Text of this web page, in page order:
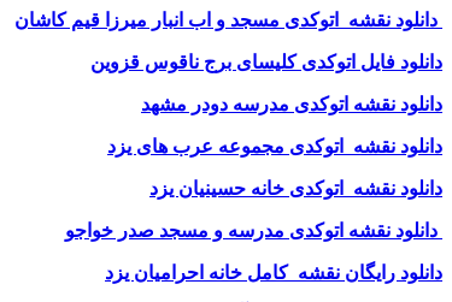
دانلود نقشه اتوکدی مسجد و اب انبار میرزا قیم کاشان
دانلود فایل اتوکدی کلیسای برج ناقوس قزوین
دانلود نقشه اتوکدی مدرسه دودر مشهد
دانلود نقشه اتوکدی مجموعه عرب های یزد
دانلود نقشه اتوکدی خانه حسینیان یزد
دانلود نقشه اتوکدی مدرسه و مسجد صدر خواجو
دانلود رایگان نقشه کامل خانه احرامیان یزد